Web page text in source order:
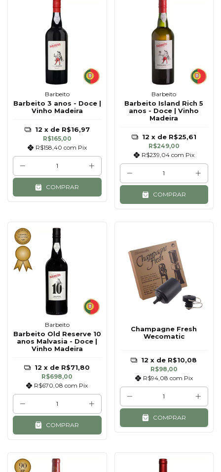
Barbeito
Barbeito 3 anos - Doce |
Vinho Madeira
R$165,00
R$158,40 com Pix
12 x de R$16,97
COMPRAR
Barbeito
Barbeito Island Rich 5
anos - Doce | Vinho
Madeira
R$249,00
R$239,04 com Pix
12 x de R$25,61
COMPRAR
Barbeito
Barbeito Old Reserve 10
anos Malvasia - Doce |
Vinho Madeira
R$698,00
R$670,08com Pix
12 x de R$71,80
COMPRAR
Champagne Fresh
Wecomatic
R$98,00
R$94,08 com Pix
12 x de R$10,08
COMPRAR